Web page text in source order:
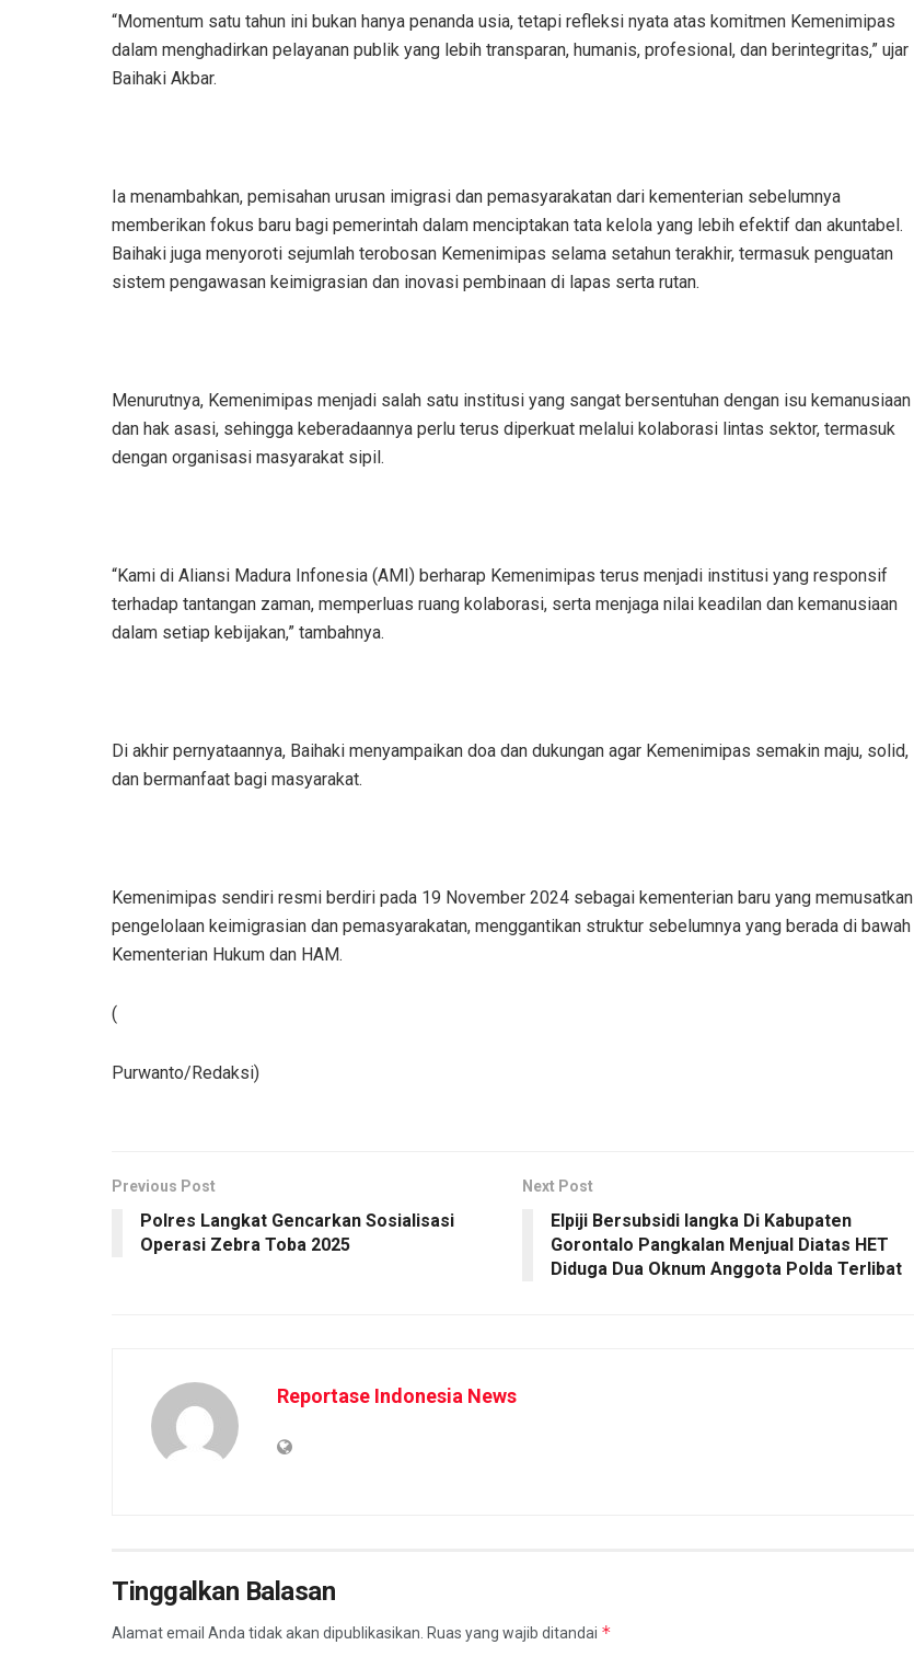
“Momentum satu tahun ini bukan hanya penanda usia, tetapi refleksi nyata atas komitmen Kemenimipas
dalam menghadirkan pelayanan publik yang lebih transparan, humanis, profesional, dan berintegritas,” ujar
Baihaki Akbar.
Ia menambahkan, pemisahan urusan imigrasi dan pemasyarakatan dari kementerian sebelumnya
memberikan fokus baru bagi pemerintah dalam menciptakan tata kelola yang lebih efektif dan akuntabel.
Baihaki juga menyoroti sejumlah terobosan Kemenimipas selama setahun terakhir, termasuk penguatan
sistem pengawasan keimigrasian dan inovasi pembinaan di lapas serta rutan.
Menurutnya, Kemenimipas menjadi salah satu institusi yang sangat bersentuhan dengan isu kemanusiaan
dan hak asasi, sehingga keberadaannya perlu terus diperkuat melalui kolaborasi lintas sektor, termasuk
dengan organisasi masyarakat sipil.
“Kami di Aliansi Madura Infonesia (AMI) berharap Kemenimipas terus menjadi institusi yang responsif
terhadap tantangan zaman, memperluas ruang kolaborasi, serta menjaga nilai keadilan dan kemanusiaan
dalam setiap kebijakan,” tambahnya.
Di akhir pernyataannya, Baihaki menyampaikan doa dan dukungan agar Kemenimipas semakin maju, solid,
dan bermanfaat bagi masyarakat.
Kemenimipas sendiri resmi berdiri pada 19 November 2024 sebagai kementerian baru yang memusatkan
pengelolaan keimigrasian dan pemasyarakatan, menggantikan struktur sebelumnya yang berada di bawah
Kementerian Hukum dan HAM.
(
Purwanto/Redaksi)
Previous Post
Polres Langkat Gencarkan Sosialisasi
Operasi Zebra Toba 2025
Next Post
Elpiji Bersubsidi langka Di Kabupaten
Gorontalo Pangkalan Menjual Diatas HET
Diduga Dua Oknum Anggota Polda Terlibat
Reportase Indonesia News
Tinggalkan Balasan
Alamat email Anda tidak akan dipublikasikan. Ruas yang wajib ditandai *